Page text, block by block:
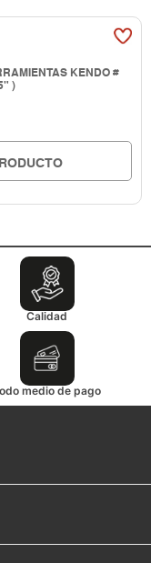
KENDO #
)
Calidad
medio de pago